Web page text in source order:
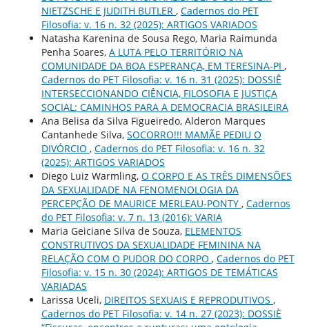
NIETZSCHE E JUDITH BUTLER , Cadernos do PET
Filosofia: v. 16 n. 32 (2025): ARTIGOS VARIADOS
Natasha Karenina de Sousa Rego, Maria Raimunda
Penha Soares, A LUTA PELO TERRITÓRIO NA
COMUNIDADE DA BOA ESPERANÇA, EM TERESINA-PI ,
Cadernos do PET Filosofia: v. 16 n. 31 (2025): DOSSIÊ
INTERSECCIONANDO CIÊNCIA, FILOSOFIA E JUSTIÇA
SOCIAL: CAMINHOS PARA A DEMOCRACIA BRASILEIRA
Ana Belisa da Silva Figueiredo, Alderon Marques
Cantanhede Silva, SOCORRO!!! MAMÃE PEDIU O
DIVÓRCIO , Cadernos do PET Filosofia: v. 16 n. 32
(2025): ARTIGOS VARIADOS
Diego Luiz Warmling, O CORPO E AS TRÊS DIMENSÕES
DA SEXUALIDADE NA FENOMENOLOGIA DA
PERCEPÇÃO DE MAURICE MERLEAU-PONTY , Cadernos
do PET Filosofia: v. 7 n. 13 (2016): VARIA
Maria Geiciane Silva de Souza, ELEMENTOS
CONSTRUTIVOS DA SEXUALIDADE FEMININA NA
RELAÇÃO COM O PUDOR DO CORPO , Cadernos do PET
Filosofia: v. 15 n. 30 (2024): ARTIGOS DE TEMÁTICAS
VARIADAS
Larissa Uceli, DIREITOS SEXUAIS E REPRODUTIVOS ,
Cadernos do PET Filosofia: v. 14 n. 27 (2023): DOSSIÈ